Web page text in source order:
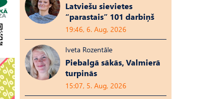
Latviešu sievietes
“parastais” 101 darbiņš
19:46, 6. Aug, 2026
Iveta Rozentāle
Piebalgā sākās, Valmierā
turpinās
15:07, 5. Aug, 2026